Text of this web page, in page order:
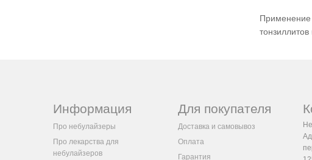
Информация
Про небулайзеры
Про лекарства для
небулайзеров
Для покупателя
Доставка и самовывоз
Оплата
Гарантия